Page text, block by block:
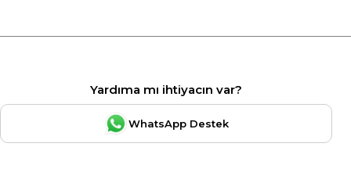
Yardıma mı ihtiyacın var?
WhatsApp Destek